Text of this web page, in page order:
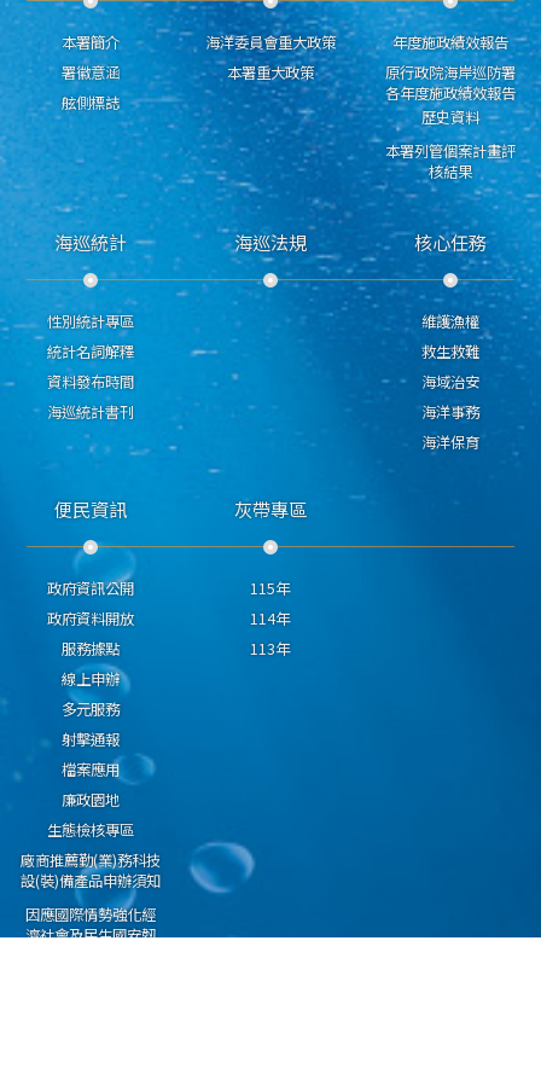
本署簡介
署徽意涵
舷側標誌
海洋委員會重大政策
本署重大政策
年度施政績效報告
原行政院海岸巡防署
各年度施政績效報告
歷史資料
本署列管個案計畫評
核結果
海巡統計
性別統計專區
統計名詞解釋
資料發布時間
海巡統計書刊
海巡法規 核心任務
維護漁權
救生救難
海域治安
海洋事務
海洋保育
便民資訊
政府資訊公開
政府資料開放
服務據點
線上申辦
多元服務
射擊通報
檔案應用
廉政園地
生態檢核專區
廠商推薦勤(業)務科技
設(裝)備產品申辦須知
因應國際情勢強化經
濟社會及民生國安韌
灰帶專區
115年
114年
113年